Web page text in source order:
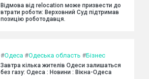
Відмова від relocation може призвести до
втрати роботи: Верховний Суд підтримав
позицію роботодавця.
#Одеса #Одеська область #Бізнес
Завтра кілька жителів Одеси залишаться
без газу: Одеса : Новини : Вікна-Одеса